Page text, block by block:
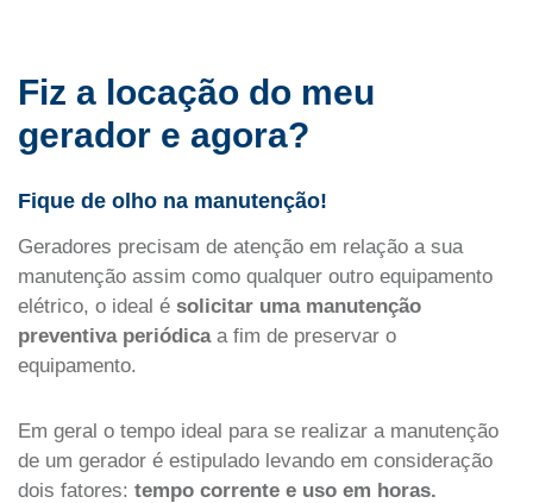
Fiz a locação do meu
gerador e agora?
Fique de olho na manutenção!
Geradores precisam de atenção em relação a sua
manutenção assim como qualquer outro equipamento
elétrico, o ideal é solicitar uma manutenção
preventiva periódicaa fim de preservar o
equipamento.
Em geral o tempo ideal para se realizar a manutenção
de um gerador é estipulado levando em consideração
dois fatores: tempo corrente e uso em horas.